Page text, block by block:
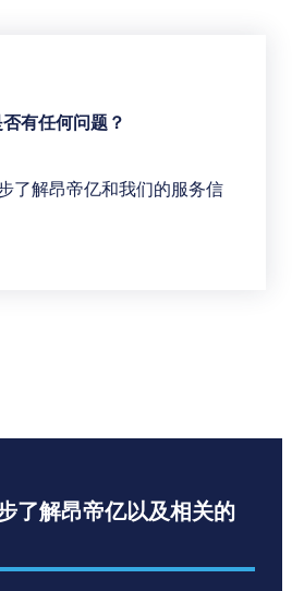
有任何问题？
了解昂帝亿和我们的服务信
了解昂帝亿以及相关的